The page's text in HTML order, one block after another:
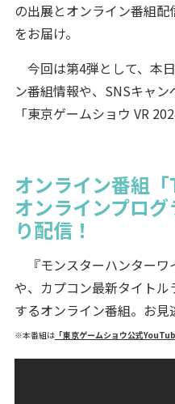
の出展とオンライン番組
をお届け。
今回は第4弾として、本
ン番組情報や、SNSキャ
「東京ゲームショウ VR
オンライン番組
オンラインプロ
り配信！
『モンスターハンターワ
や、カプコン最新タイト
するオンライン番組。お見
※本番組は「東京ゲームショウ公式